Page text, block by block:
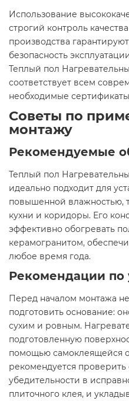
Использование
строгий контроль
производства
безопасность
Теплый пол
соответствует всем
необходимые сертификаты
Советы по
монтажу
Рекомендуемые
Теплый пол
идеально подходит для
повышенной влажностью,
кухни и коридоры. Его
эффективно обогревать
керамогранитом,
любое время года.​
Рекомендации по
Перед началом монтажа
подготовить основание:
сухим и ровным.
подготовленную
помощью самоклеящейся
рекомендуется
убедительности в
плиточного клея, и